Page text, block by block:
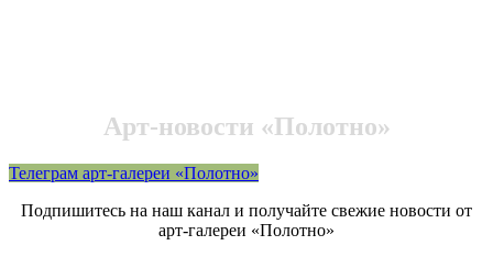
Арт-новости «Полотно»
Телеграм арт-галереи «Полотно»
Подпишитесь на наш канал и получайте свежие новости от
арт-галереи «Полотно»